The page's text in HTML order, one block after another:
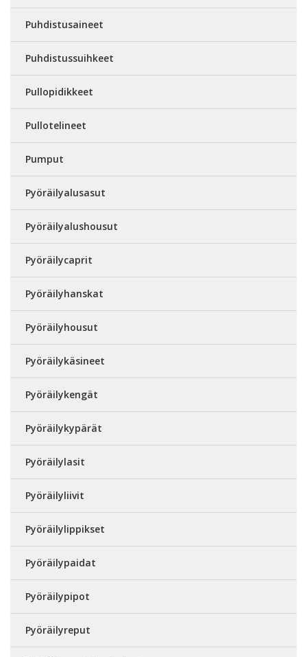
Puhdistusaineet
Puhdistussuihkeet
Pullopidikkeet
Pullotelineet
Pumput
Pyöräilyalusasut
Pyöräilyalushousut
Pyöräilycaprit
Pyöräilyhanskat
Pyöräilyhousut
Pyöräilykäsineet
Pyöräilykengät
Pyöräilykypärät
Pyöräilylasit
Pyöräilyliivit
Pyöräilylippikset
Pyöräilypaidat
Pyöräilypipot
Pyöräilyreput